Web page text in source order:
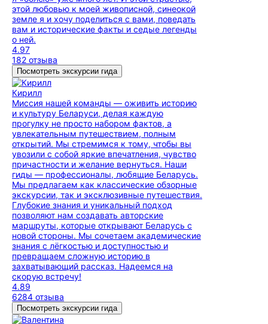
этой любовью к моей живописной, синеокой
земле я и хочу поделиться с вами, поведать
вам и исторические факты и седые легенды
о ней.
4.97
182 отзыва
Посмотреть экскурсии гида
Кирилл
Миссия нашей команды — оживить историю
и культуру Беларуси, делая каждую
прогулку не просто набором фактов, а
увлекательным путешествием, полным
открытий. Мы стремимся к тому, чтобы вы
увозили с собой яркие впечатления, чувство
причастности и желание вернуться. Наши
гиды — профессионалы, любящие Беларусь.
Мы предлагаем как классические обзорные
экскурсии, так и эксклюзивные путешествия.
Глубокие знания и уникальный подход
позволяют нам создавать авторские
маршруты, которые открывают Беларусь с
новой стороны. Мы сочетаем академические
знания с лёгкостью и доступностью и
превращаем сложную историю в
захватывающий рассказ. Надеемся на
скорую встречу!
4.89
6284 отзыва
Посмотреть экскурсии гида